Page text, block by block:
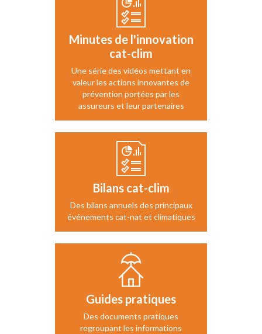
Minutes de l'innovation
cat-clim
Une série des vidéos mettant en
valeur les actions innovantes de
prévention portées par les
assureurs et leur partenaires
Bilans cat-clim
Des bilans annuels des principaux
événements cat-nat et climatiques
Guides pratiques
Des documents pratiques
regroupant les informations